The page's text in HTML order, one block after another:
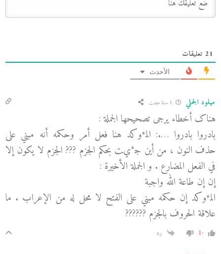
21 تعليقات
الأحدث
میلود الجملي
هناک أخطاء یرجی تصحیحها الجملة :
بادروا بادروا ….: المٶکد هنا فعل أمر وحکمه أنه مبني علی
حذف النون ، من أین جٸت بحکم الجزم ??? الجزم لا یکون إلا
في الفعل المضارع . و الجملة الأخیرة :
إن إن طاعة الله واجبة
المٶکد إن حکمه مبني علی الفتح لا محل له من الإعراب . ما
علاقة الحروف بالجزم ??????
-1 رد